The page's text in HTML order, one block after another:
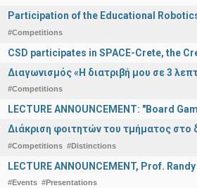
Participation of the Educational
#Competitions
CSD participates in SPACE-Crete, the
Διαγωνισμός «Η διατριβή μου σε 3
#Competitions
LECTURE ANNOUNCEMENT: "Board
Διάκριση φοιτητών του τμήματος
#Competitions #Distinctions
LECTURE ANNOUNCEMENT, Prof.
#Events #Presentations